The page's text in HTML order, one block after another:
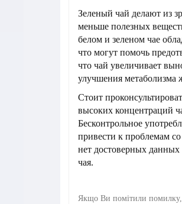
Зеленый чай делают из
меньше полезных
белом и зеленом чае
что могут помочь
что чай увеличивает
улучшения метаболизма
Стоит
высоких концентраций
Бесконтрольное
привести к проблемам
нет достоверных данных
чая.
Якщо Ви помітили помилку,